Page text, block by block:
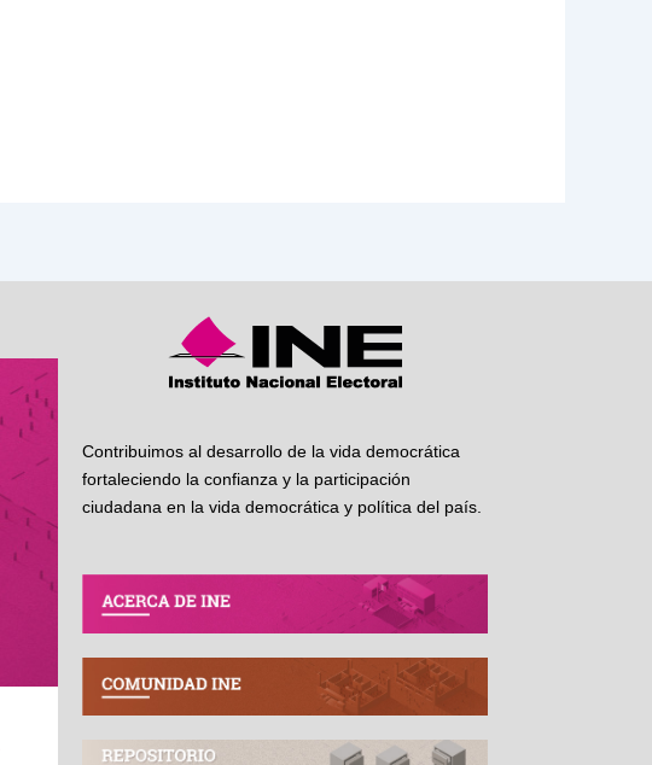
Contribuimos al desarrollo de la vida democrática
fortaleciendo la confianza y la participación
ciudadana en la vida democrática y política del país.